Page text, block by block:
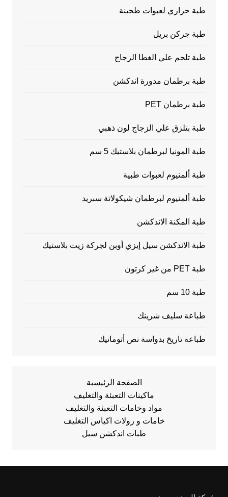
طبة حراري لعبوات طحينة
طبة جركن بريل
طبة تلحم علي الغطا الزجاج
طبة برطمان مدورة اندكشن
طبة برطمان PET
طبة بتلزق علي الزجاج لون ذهبي
طبة المونيا لبرطمان بلاستيك 5 سم
طبة ألمنيوم لعبوات طبية
طبة ألمنيوم لبرطمان شيكولاتة سبريد
طبة المكنة الاندكشن
طبة الاندكشن سيل إيزي أوبن لجركة زيت بلاستيك
طبة PET من غير كرتون
طبة 10 سم
طباعة سليف شرينك
طباعة تاريخ بدواسة نص أتوماتيك
الصفحة الرئيسية
ماكينات التعبئة والتغليف
مواد وخامات التعبئة والتغليف
خامات و رولات اكياس التغليف
طبات اندكشن سيل